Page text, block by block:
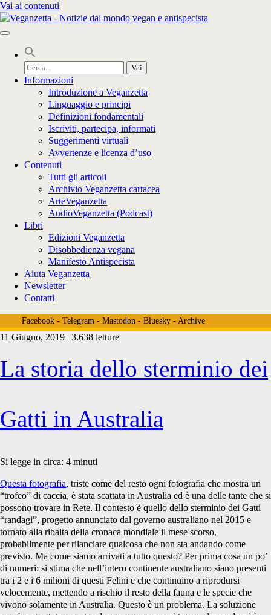
Vai ai contenuti
Cerca
per:
Informazioni
Introduzione a Veganzetta
Linguaggio e principi
Definizioni fondamentali
Iscriviti, partecipa, informati
Suggerimenti virtuali
Avvertenze e licenza d’uso
Contenuti
Tutti gli articoli
Archivio Veganzetta cartacea
ArteVeganzetta
AudioVeganzetta (Podcast)
Libri
Edizioni Veganzetta
Disobbedienza vegana
Manifesto Antispecista
Aiuta Veganzetta
Newsletter
Contatti
Facebook- Telegram- Mastodon- Bluesky- Archive
Tag:
<span>Queensland</span>
11 Giugno, 2019 | 3.638 letture
La storia dello sterminio dei
Gatti in Australia
Si legge in circa: 4 minuti
Questa fotografia, triste come del resto ogni fotografia che mostra un
“trofeo” di caccia, è stata scattata in Australia ed è una delle tante che si
possono trovare in Rete. Il contesto è quello dello sterminio dei Gatti
“randagi”, progetto annunciato dal governo australiano nel 2015 e
tornato alla ribalta della cronaca mondiale il mese scorso,
probabilmente per rilanciare qualcosa che non sta andando come
previsto. Ma come siamo arrivati a tutto questo? Per prima cosa un po’
di numeri: si stima che nell’intero continente australiano siano presenti
tra i 2 e i 6 milioni di questi Felini e che continuino a riprodursi
velocemente, mettendo a rischio il resto della fauna e le specie che
vivono solamente in Australia. Questo è un problema. La soluzione